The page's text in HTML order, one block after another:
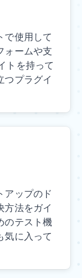
で使用して
ォームや支
トを持って
つプラグイ
アップのド
方法をガイ
のテスト機
気に入って